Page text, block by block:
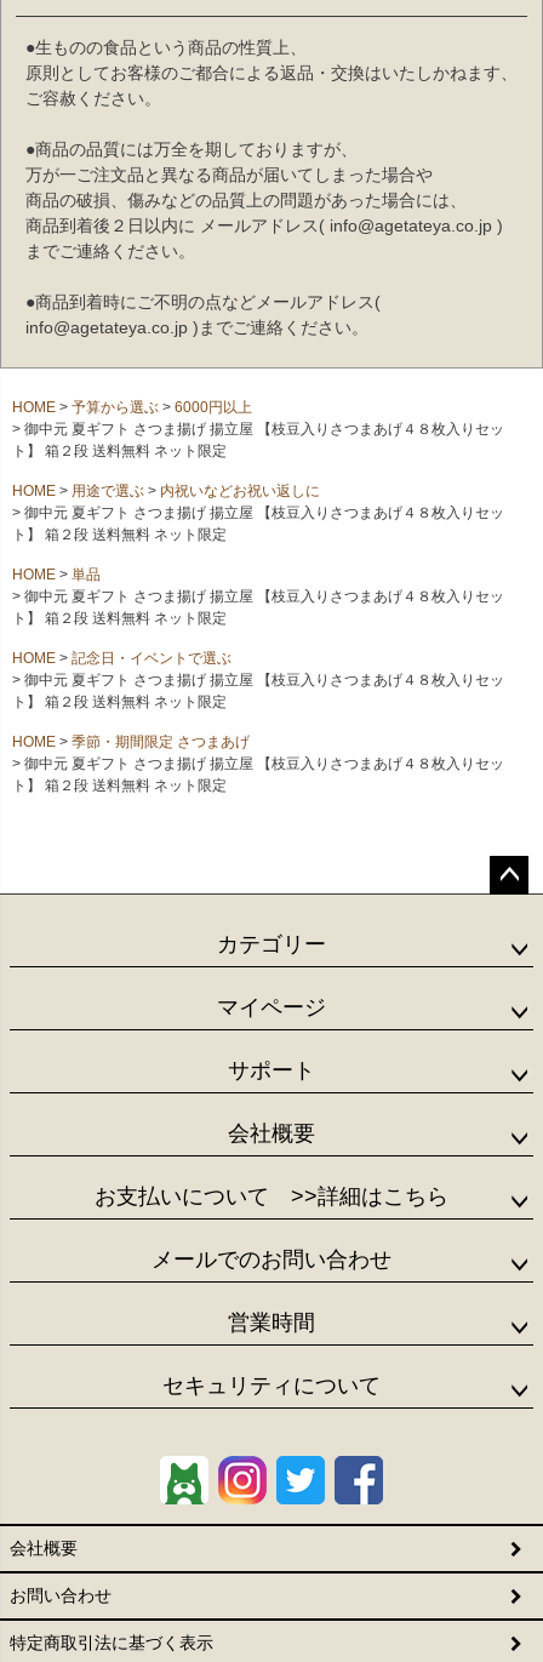
●生ものの食品という商品の性質上、
原則としてお客様のご都合による返品・交換はいたしかねます、
ご容赦ください。
●商品の品質には万全を期しておりますが、
万が一ご注文品と異なる商品が届いてしまった場合や
商品の破損、傷みなどの品質上の問題があった場合には、
商品到着後２日以内に メールアドレス( info@agetateya.co.jp )
までご連絡ください。
●商品到着時にご不明の点などメールアドレス(
info@agetateya.co.jp )までご連絡ください。
HOME 予算から選ぶ
6000円以上
御中元 夏ギフト さつま揚げ 揚立屋 【枝豆入りさつまあげ４８枚入りセッ
ト】 箱２段 送料無料 ネット限定
HOME 用途で選ぶ
内祝いなどお祝い返しに
御中元 夏ギフト さつま揚げ 揚立屋 【枝豆入りさつまあげ４８枚入りセッ
ト】 箱２段 送料無料 ネット限定
HOME
単品
御中元 夏ギフト さつま揚げ 揚立屋 【枝豆入りさつまあげ４８枚入りセッ
ト】 箱２段 送料無料 ネット限定
HOME
記念日・イベントで選ぶ
御中元 夏ギフト さつま揚げ 揚立屋 【枝豆入りさつまあげ４８枚入りセッ
ト】 箱２段 送料無料 ネット限定
HOME
季節・期間限定 さつまあげ
御中元 夏ギフト さつま揚げ 揚立屋 【枝豆入りさつまあげ４８枚入りセッ
ト】 箱２段 送料無料 ネット限定
ップ
カテゴリー
マイページ
サポート
会社概要
お支払いについて >>詳細はこちら
メールでのお問い合わせ
営業時間
セキュリティについて
会社概要
お問い合わせ
特定商取引法に基づく表示